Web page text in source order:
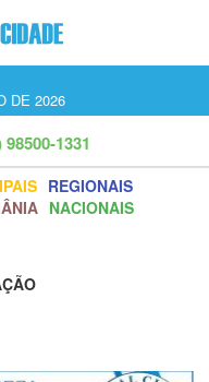
DE 2026
98500-1331
REGIONAIS
NACIONAIS